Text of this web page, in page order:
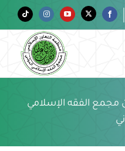
Facebook
Twitter
YouTube
Instagram
Tiktok
مجمع الفقه الإسلامي